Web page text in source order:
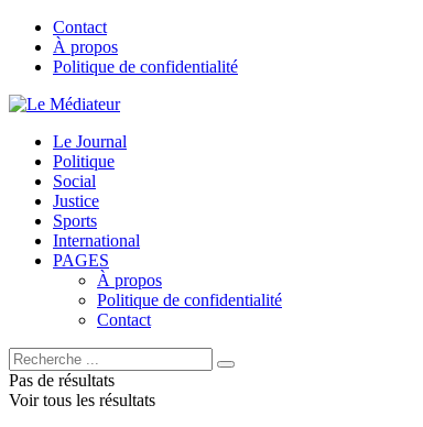
Contact
À propos
Politique de confidentialité
Le Journal
Politique
Social
Justice
Sports
International
PAGES
À propos
Politique de confidentialité
Contact
Pas de résultats
Voir tous les résultats